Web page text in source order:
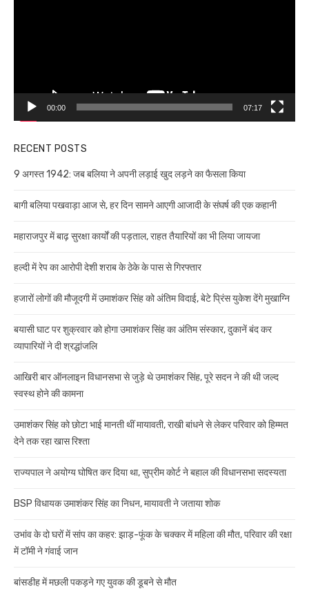
00:00 07:17
RECENT POSTS
9 अगस्त 1942: जब बलिया ने अपनी लड़ाई खुद लड़ने का फैसला किया
बागी बलिया पखवाड़ा आज से, हर दिन सामने आएगी आजादी के संघर्ष की एक कहानी
महाराजपुर में बाढ़ सुरक्षा कार्यों की पड़ताल, राहत तैयारियों का भी लिया जायजा
हल्दी में रेप का आरोपी देशी शराब के ठेके के पास से गिरफ्तार
हजारों लोगों की मौजूदगी में उमाशंकर सिंह को अंतिम विदाई, बेटे प्रिंस युकेश देंगे मुखाग्नि
बयासी घाट पर शुक्रवार को होगा उमाशंकर सिंह का अंतिम संस्कार, दुकानें बंद कर
व्यापारियों ने दी श्रद्धांजलि
आखिरी बार ऑनलाइन विधानसभा से जुड़े थे उमाशंकर सिंह, पूरे सदन ने की थी जल्द
स्वस्थ होने की कामना
उमाशंकर सिंह को छोटा भाई मानती थीं मायावती, राखी बांधने से लेकर परिवार को हिम्मत
देने तक रहा खास रिश्ता
राज्यपाल ने अयोग्य घोषित कर दिया था, सुप्रीम कोर्ट ने बहाल की विधानसभा सदस्यता
BSP विधायक उमाशंकर सिंह का निधन, मायावती ने जताया शोक
उभांव के दो घरों में सांप का कहर: झाड़-फूंक के चक्कर में महिला की मौत, परिवार की रक्षा
में टॉमी ने गंवाई जान
बांसडीह में मछली पकड़ने गए युवक की डूबने से मौत